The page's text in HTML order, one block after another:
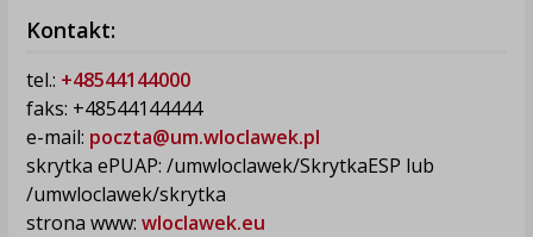
Kontakt:
tel.: +48544144000
faks: +48544144444
e-mail: poczta@um.wloclawek.pl
skrytka ePUAP: /umwloclawek/SkrytkaESP lub
/umwloclawek/skrytka
strona www: wloclawek.eu